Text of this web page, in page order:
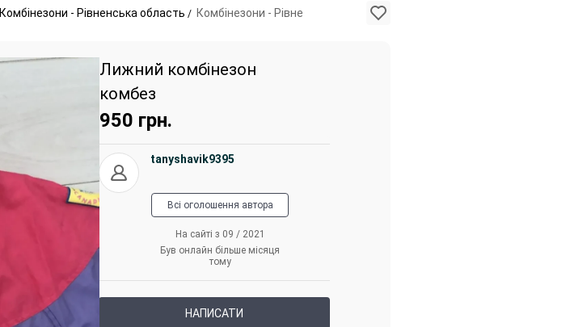
Комбінезони - Рівненська область Комбінезони - Рівне
Лижний комбінезон
комбез
950 грн.
tanyshavik9395
Всі оголошення автора
На сайті з 09 / 2021
Був онлайн більше місяця
тому
НАПИСАТИ